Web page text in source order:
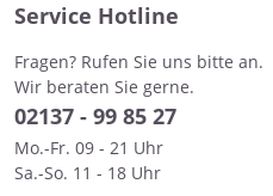
Service Hotline
Fragen? Rufen Sie uns bitte an.
Wir beraten Sie gerne.
02137 - 99 85 27
Mo.-Fr. 09 - 21 Uhr
Sa.-So. 11 - 18 Uhr